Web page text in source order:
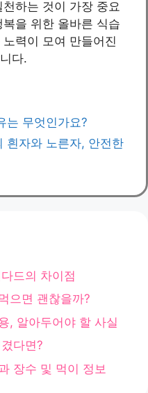
하는 것이 가장 중요
을 위한 올바른 식습
력이 모여 만들어진
다.
는 무엇인가요?
흰자와 노른자, 안전한
드의 차이점
으면 괜찮을까?
, 알아두어야 할 사실
다면?
장수 및 먹이 정보